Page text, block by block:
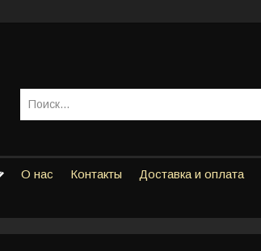
О нас Контакты Доставка и оплата